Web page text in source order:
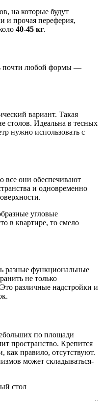
на которые будут
и прочая переферия,
40-45 кг.
почти любой формы —
вариант. Такая
столов. Идеальна в тесных
нужно использовать с
все они обеспечивают
и одновременно
угловые
в квартире, то смело
разные функциональные
не только
различные надстройки и
по площади
пространство. Крепится
как правило, отсутствуют.
может складываться-